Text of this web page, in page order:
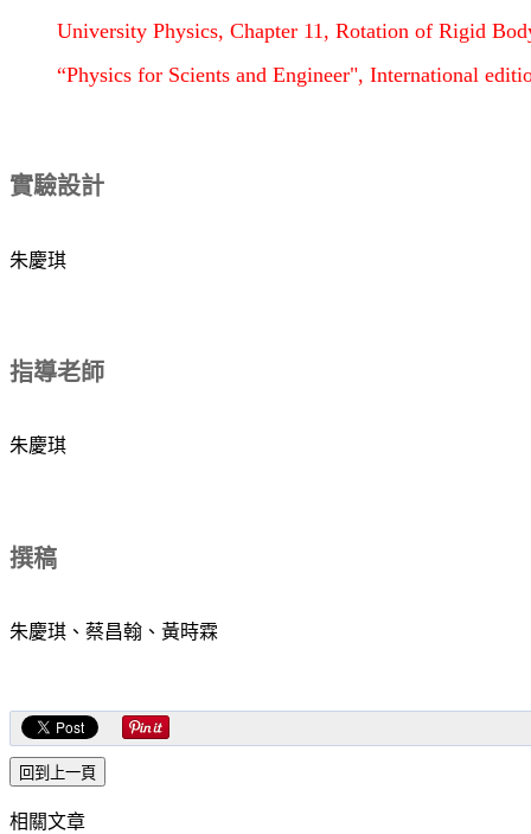
University Physics, Chapter 11, Rotation of Rigid
“Physics for Scients and Engineer", International
實驗設計
朱慶琪
指導老師
朱慶琪
撰稿
朱慶琪、蔡昌翰、黃時霖
相關文章